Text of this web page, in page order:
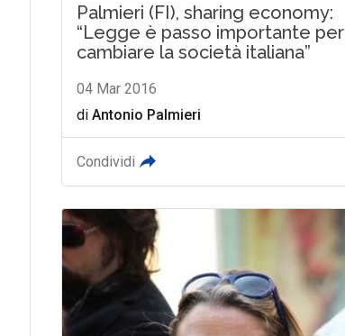
Palmieri (FI), sharing economy:
“Legge è passo importante per
cambiare la società italiana”
04 Mar 2016
di Antonio Palmieri
Condividi